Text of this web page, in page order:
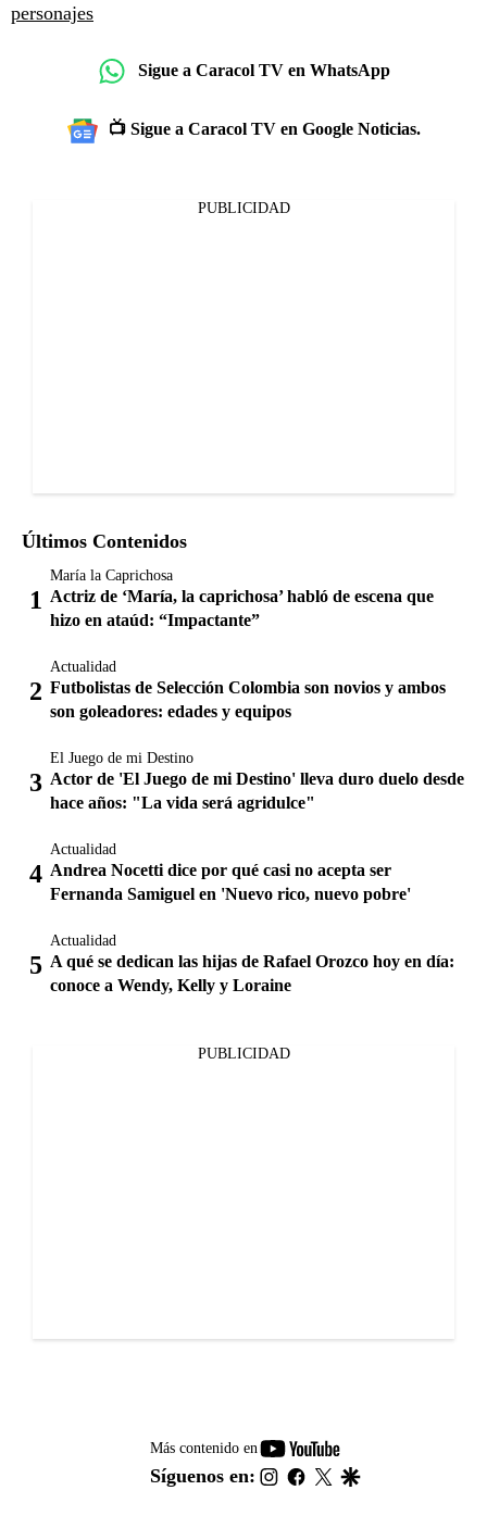
personajes
Sigue a Caracol TV en WhatsApp
📺 Sigue a Caracol TV en Google Noticias.
PUBLICIDAD
Últimos Contenidos
María la Caprichosa
Actriz de ‘María, la caprichosa’ habló de escena que
hizo en ataúd: “Impactante”
Actualidad
Futbolistas de Selección Colombia son novios y ambos
son goleadores: edades y equipos
El Juego de mi Destino
Actor de 'El Juego de mi Destino' lleva duro duelo desde
hace años: "La vida será agridulce"
Actualidad
Andrea Nocetti dice por qué casi no acepta ser
Fernanda Samiguel en 'Nuevo rico, nuevo pobre'
Actualidad
A qué se dedican las hijas de Rafael Orozco hoy en día:
conoce a Wendy, Kelly y Loraine
PUBLICIDAD
Más contenido en
youtube-
footer
Síguenos en: instagram
facebook
twitter